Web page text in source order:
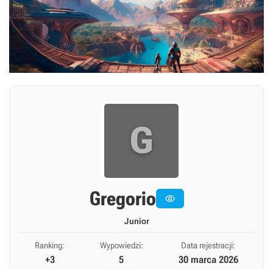
G
Gregorio 
Junior
Ranking:
+3
Wypowiedzi:
5
Data rejestracji:
30 marca 2026